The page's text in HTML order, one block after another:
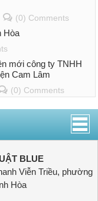
(0) Comments
Hòa
mới công ty TNHH
Cam Lâm
(0) Comments
BLUE
Viễn Triều, phường
Hòa